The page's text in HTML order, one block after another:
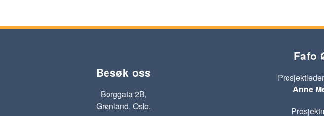
Besøk oss
Borggata 2B,
Grønland, Oslo.
Fafo
Anne